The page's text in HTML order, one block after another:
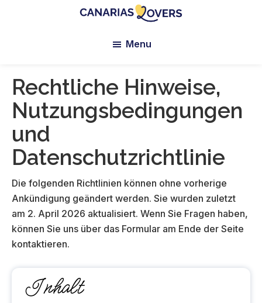
Lovers:
Gran
Canaria
Claire
und
Manu
Menu
Rechtliche Hinweise,
Nutzungsbedingungen
und
Datenschutzrichtlinie
Die folgenden Richtlinien können ohne vorherige
Ankündigung geändert werden. Sie wurden zuletzt
am 2. April 2026 aktualisiert. Wenn Sie Fragen haben,
können Sie uns über das Formular am Ende der Seite
kontaktieren.
Inhalt